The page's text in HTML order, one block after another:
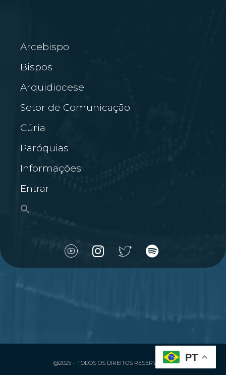
Arcebispo
Bispos
Arquidiocese
Setor de Comunicação
Cúria
Paróquias
Informações
Entrar
@2025 – TODOS OS DIREITOS RESERVADOS
PT